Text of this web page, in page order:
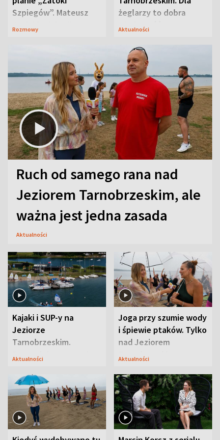
Szpiegów”. Mateusz
Janicki odsłonił
Rozmowy
żeglarzy to dobra
wiadomość
Aktualności
Ruch od samego rana nad
Jeziorem Tarnobrzeskim, ale
ważna jest jedna zasada
Aktualności
Kajaki i SUP-y na
Jeziorze
Tarnobrzeskim.
Przyrodnicy zwracają
Aktualności
Joga przy szumie wody
i śpiewie ptaków. Tylko
nad Jeziorem
Tarnobrzeskim
Aktualności